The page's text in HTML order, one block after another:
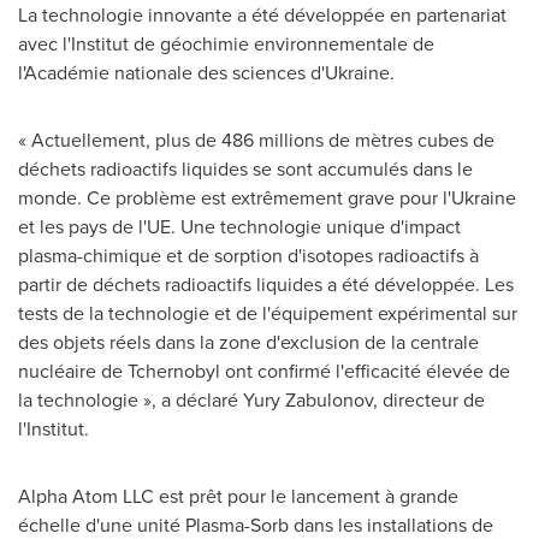
La technologie innovante a été développée en partenariat
avec l'Institut de géochimie environnementale de
l'Académie nationale des sciences d'Ukraine.
« Actuellement, plus de 486 millions de mètres cubes de
déchets radioactifs liquides se sont accumulés dans le
monde. Ce problème est extrêmement grave pour l'Ukraine
et les pays de l'UE. Une technologie unique d'impact
plasma-chimique et de sorption d'isotopes radioactifs à
partir de déchets radioactifs liquides a été développée. Les
tests de la technologie et de l'équipement expérimental sur
des objets réels dans la zone d'exclusion de la centrale
nucléaire de Tchernobyl ont confirmé l'efficacité élevée de
la technologie », a déclaré Yury Zabulonov, directeur de
l'Institut.
Alpha Atom LLC est prêt pour le lancement à grande
échelle d'une unité Plasma-Sorb dans les installations de